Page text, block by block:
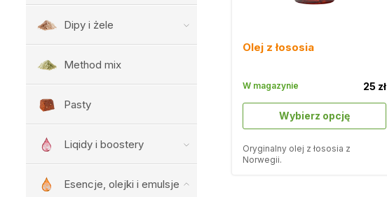
Dipy i żele
Method mix
Pasty
Liqidy i boostery
Esencje, olejki i emulsje
Olej z łososia
Wybierz opcję
25 zł
W magazynie
Oryginalny olej z łososia z
Norwegii.